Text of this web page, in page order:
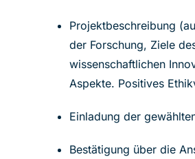
Projektbeschreibung
der Forschung, Ziele
wissenschaftlichen
Aspekte. Positives
Einladung der
Bestätigung über die